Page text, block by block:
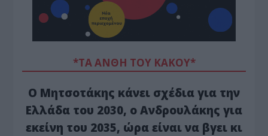
*ΤΑ ΆΝΘΗ ΤΟΥ ΚΑΚΟΎ*
Ο Μητσοτάκης κάνει σχέδια για την
Ελλάδα του 2030, ο Ανδρουλάκης για
εκείνη του 2035, ώρα είναι να βγει κι